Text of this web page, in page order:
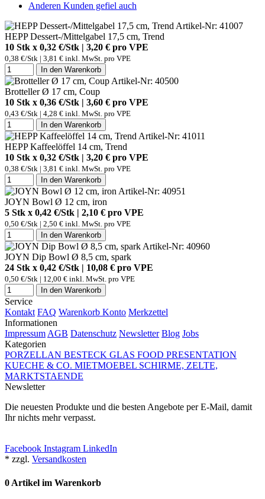
Anderen Kunden gefiel auch
Artikel-Nr: 41007
HEPP Dessert-/Mittelgabel 17,5 cm, Trend
10 Stk x 0,32 €/Stk | 3,20 € pro VPE
0,38 €/Stk | 3,81 € inkl. MwSt. pro VPE
In den Warenkorb
Artikel-Nr: 40500
Brotteller Ø 17 cm, Coup
10 Stk x 0,36 €/Stk | 3,60 € pro VPE
0,43 €/Stk | 4,28 € inkl. MwSt. pro VPE
In den Warenkorb
Artikel-Nr: 41011
HEPP Kaffeelöffel 14 cm, Trend
10 Stk x 0,32 €/Stk | 3,20 € pro VPE
0,38 €/Stk | 3,81 € inkl. MwSt. pro VPE
In den Warenkorb
Artikel-Nr: 40951
JOYN Bowl Ø 12 cm, iron
5 Stk x 0,42 €/Stk | 2,10 € pro VPE
0,50 €/Stk | 2,50 € inkl. MwSt. pro VPE
In den Warenkorb
Artikel-Nr: 40960
JOYN Dip Bowl Ø 8,5 cm, spark
24 Stk x 0,42 €/Stk | 10,08 € pro VPE
0,50 €/Stk | 12,00 € inkl. MwSt. pro VPE
In den Warenkorb
Service
Kontakt FAQ Warenkorb Konto Merkzettel
Informationen
Impressum AGB Datenschutz Newsletter Blog Jobs
Kategorien
PORZELLAN BESTECK GLAS FOOD PRESENTATION
KUECHE & CO. MIETMOEBEL SCHIRME, ZELTE,
MARKTSTAENDE
Newsletter
Die neuesten Produkte und die besten Angebote per E-Mail, damit
Ihr nichts mehr verpasst.
Facebook Instagram LinkedIn
* zzgl. Versandkosten
0 Artikel im Warenkorb